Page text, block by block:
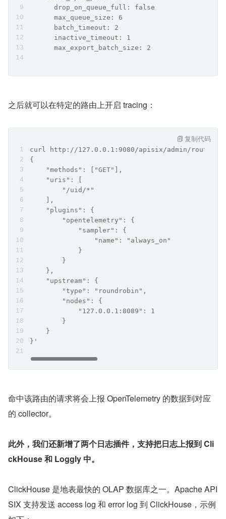
      drop_on_queue_full: false
      max_queue_size: 6
      batch_timeout: 2
      inactive_timeout: 1
      max_export_batch_size: 2
之后就可以在特定的路由上开启 tracing：
curl http://127.0.0.1:9080/apisix/admin/routes/1
{
    "methods": ["GET"],
    "uris": [
        "/uid/*"
    ],
    "plugins": {
        "opentelemetry": {
            "sampler": {
                "name": "always_on"
            }
        }
    },
    "upstream": {
        "type": "roundrobin",
        "nodes": {
            "127.0.0.1:8089": 1
        }
    }
}'
复制代码
命中该路由的请求将会上报 OpenTelemetry 的数据到对应
的 collector。
此外，我们还新增了两个日志插件，支持把日志上报到 Cli
ckHouse 和 Loggly 中。
ClickHouse 是地表最快的 OLAP 数据库之一。Apache API
SIX 支持发送 access log 和 error log 到 ClickHouse，示例